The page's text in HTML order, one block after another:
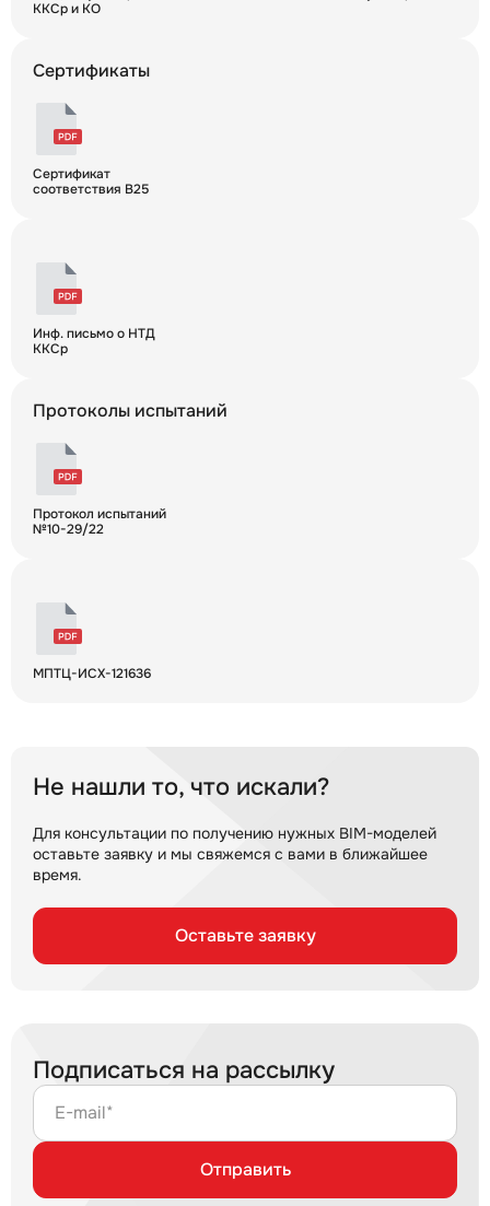
ККСр и КО
Сертификаты
Сертификат
соответствия B25
Инф. письмо о НТД
ККСр
Протоколы испытаний
Протокол испытаний
№10-29/22
МПТЦ-ИСХ-121636
Не нашли то, что искали?
Для консультации по получению нужных BIM-моделей
оставьте заявку и мы свяжемся с вами в ближайшее
время.
Оставьте заявку
Подписаться на рассылку
E-mail*
Отправить